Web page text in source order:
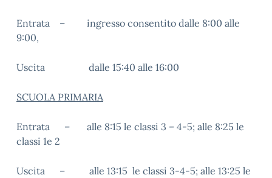
Entrata – ingresso consentito dalle 8:00 alle
9:00,
Uscita dalle 15:40 alle 16:00
SCUOLA PRIMARIA
Entrata – alle 8:15 le classi 3 – 4-5; alle 8:25 le
classi 1e 2
Uscita – alle 13:15 le classi 3-4-5; alle 13:25 le